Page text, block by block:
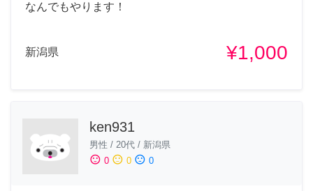
なんでもやります！
新潟県 ¥1,000
ken931
男性 / 20代 / 新潟県
sentiment_satisfied 0 sentiment_neutral 0 sentiment_dissatisfied 0